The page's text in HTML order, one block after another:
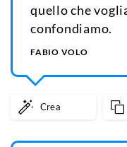
quello che
confondiamo.
FABIO VOLO
Crea